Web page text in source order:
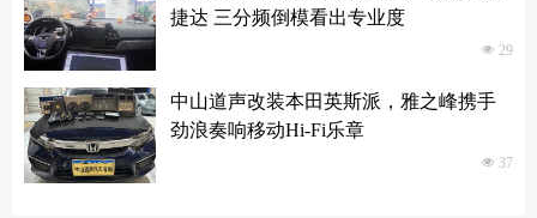
捷达 三分频倒模看出专业度
넶 29
中山道声改装本田英斯派，雅之峰携手
劲浪奏响移动Hi-Fi乐章
넶 37